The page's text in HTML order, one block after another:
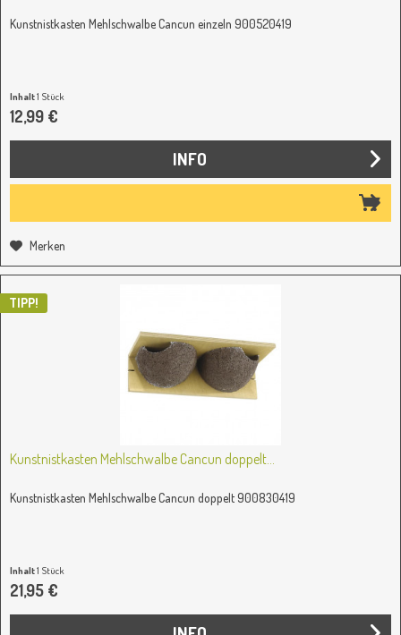
Kunstnistkasten Mehlschwalbe Cancun einzeln 900520419
Inhalt1 Stück
12,99 €
INFO
Merken
TIPP!
Kunstnistkasten Mehlschwalbe Cancun doppelt...
Kunstnistkasten Mehlschwalbe Cancun doppelt 900830419
Inhalt1 Stück
21,95 €